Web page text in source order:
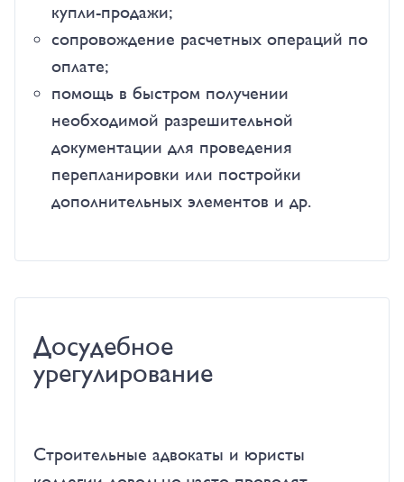
купли-продажи;
сопровождение расчетных операций по
оплате;
помощь в быстром получении
необходимой разрешительной
документации для проведения
перепланировки или постройки
дополнительных элементов и др.
Досудебное
урегулирование
Строительные адвокаты и юристы